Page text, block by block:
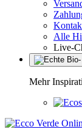
Alle
Live-
Mehr